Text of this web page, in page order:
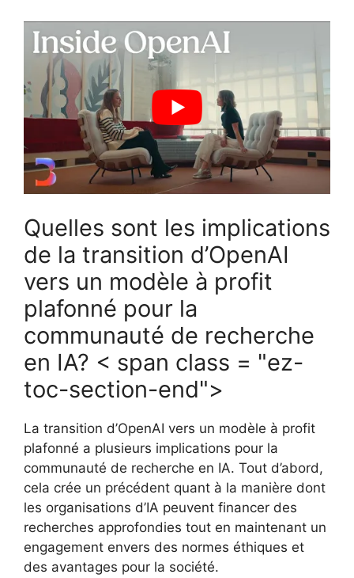
Quelles sont les implications
de la transition d’OpenAI
vers un modèle à profit
plafonné pour la
communauté de recherche
en IA? < span class = "ez-
toc-section-end">
La transition d’OpenAI vers un modèle à profit
plafonné a plusieurs implications pour la
communauté de recherche en IA. Tout d’abord,
cela crée un précédent quant à la manière dont
les organisations d’IA peuvent financer des
recherches approfondies tout en maintenant un
engagement envers des normes éthiques et
des avantages pour la société.